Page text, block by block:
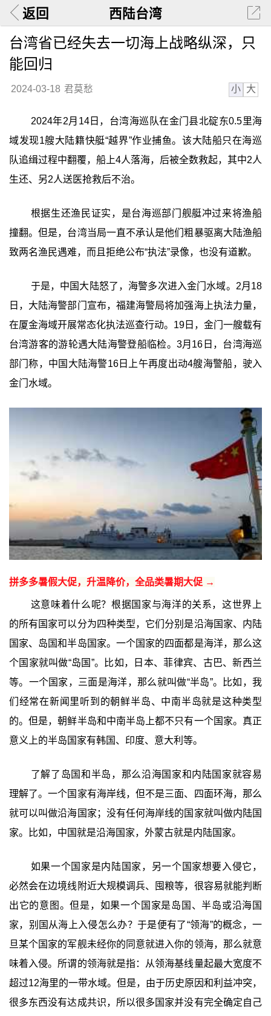
返回 西陆台湾
台湾省已经失去一切海上战略纵深，只
能回归
2024-03-18 君莫愁 小 大
2024年2月14日，台湾海巡队在金门县北碇东0.5里海
域发现1艘大陆籍快艇“越界”作业捕鱼。该大陆船只在海巡
队追缉过程中翻覆，船上4人落海，后被全数救起，其中2人
生还、另2人送医抢救后不治。
根据生还渔民证实，是台海巡部门舰艇冲过来将渔船
撞翻。但是，台湾当局一直不承认是他们粗暴驱离大陆渔船
致两名渔民遇难，而且拒绝公布“执法”录像，也没有道歉。
于是，中国大陆怒了，海警多次进入金门水域。2月18
日，大陆海警部门宣布，福建海警局将加强海上执法力量，
在厦金海域开展常态化执法巡查行动。19日，金门一艘载有
台湾游客的游轮遇大陆海警登船临检。3月16日，台湾海巡
部门称，中国大陆海警16日上午再度出动4艘海警船，驶入
金门水域。
拼多多暑假大促，升温降价，全品类暑期大促 →
这意味着什么呢？根据国家与海洋的关系，这世界上
的所有国家可以分为四种类型，它们分别是沿海国家、内陆
国家、岛国和半岛国家。一个国家的四面都是海洋，那么这
个国家就叫做“岛国”。比如，日本、菲律宾、古巴、新西兰
等。一个国家，三面是海洋，那么就叫做“半岛”。比如，我
们经常在新闻里听到的朝鲜半岛、中南半岛就是这种类型
的。但是，朝鲜半岛和中南半岛上都不只有一个国家。真正
意义上的半岛国家有韩国、印度、意大利等。
了解了岛国和半岛，那么沿海国家和内陆国家就容易
理解了。一个国家有海岸线，但不是三面、四面环海，那么
就可以叫做沿海国家；没有任何海岸线的国家就叫做内陆国
家。比如，中国就是沿海国家，外蒙古就是内陆国家。
如果一个国家是内陆国家，另一个国家想要入侵它，
必然会在边境线附近大规模调兵、囤粮等，很容易就能判断
出它的意图。但是，如果一个国家是岛国、半岛或沿海国
家，别国从海上入侵怎么办？于是便有了“领海”的概念，一
旦某个国家的军舰未经你的同意就进入你的领海，那么就意
味着入侵。所谓的领海就是指：从领海基线量起最大宽度不
超过12海里的一带水域。但是，由于历史原因和利益冲突，
很多东西没有达成共识，所以很多国家并没有完全确定自己